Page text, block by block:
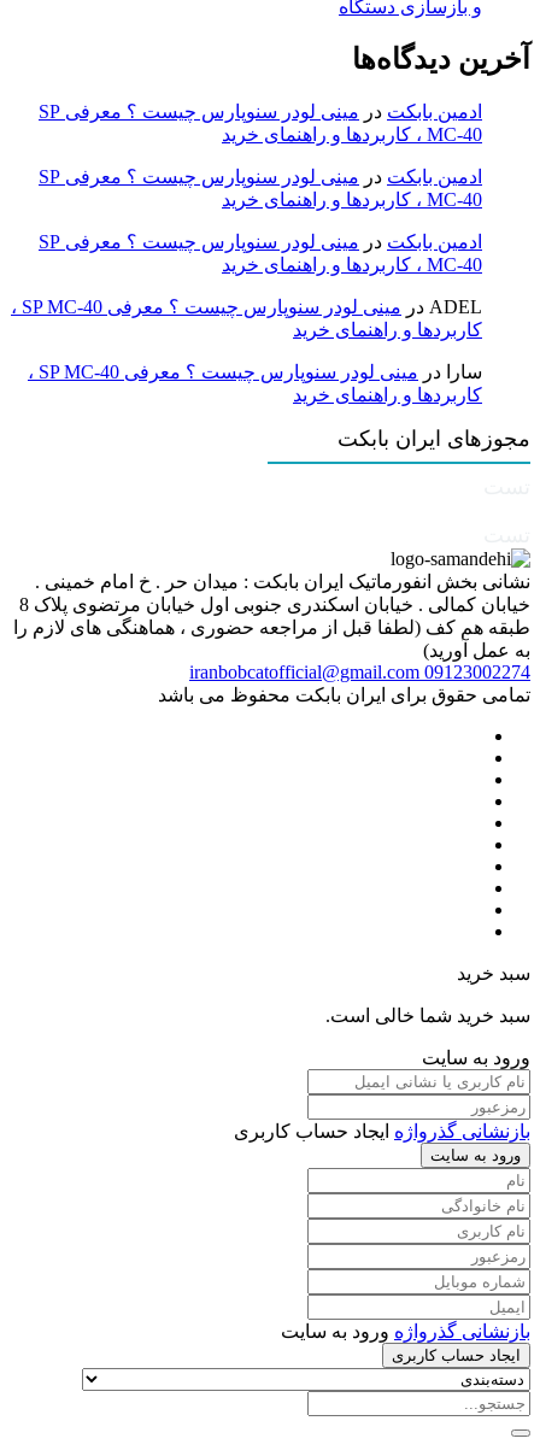
و بازسازی دستگاه
آخرین دیدگاه‌ها
ادمین بابکت در
مینی لودر سنوپارس چیست ؟ معرفی SP
MC-40 ، کاربردها و راهنمای خرید
ادمین بابکت در
مینی لودر سنوپارس چیست ؟ معرفی SP
MC-40 ، کاربردها و راهنمای خرید
ادمین بابکت در
مینی لودر سنوپارس چیست ؟ معرفی SP
MC-40 ، کاربردها و راهنمای خرید
ADEL در
مینی لودر سنوپارس چیست ؟ معرفی SP MC-40 ،
کاربردها و راهنمای خرید
سارا در
مینی لودر سنوپارس چیست ؟ معرفی SP MC-40 ،
کاربردها و راهنمای خرید
مجوزهای ایران بابکت
نشانی بخش انفورماتیک ایران بابکت : میدان حر . خ امام خمینی .
خیابان کمالی . خیابان اسکندری جنوبی اول خیابان مرتضوی پلاک 8
طبقه هم کف (لطفا قبل از مراجعه حضوری ، هماهنگی های لازم را
به عمل آورید)
09123002274
iranbobcatofficial@gmail.com
تمامی حقوق برای ایران بابکت محفوظ می باشد
سبد خرید
سبد خرید شما خالی است.
ورود به سایت
بازنشانی گذرواژه ایجاد حساب کاربری
ورود به سایت
بازنشانی گذرواژه ورود به سایت
ایجاد حساب کاربری